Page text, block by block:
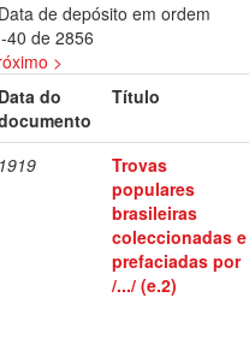
de depósito em ordem
40 de 2856
>
Data do
Título
1919
Trovas
populares
brasileiras
coleccionadas e
prefaciadas por
/.../ (e.2)